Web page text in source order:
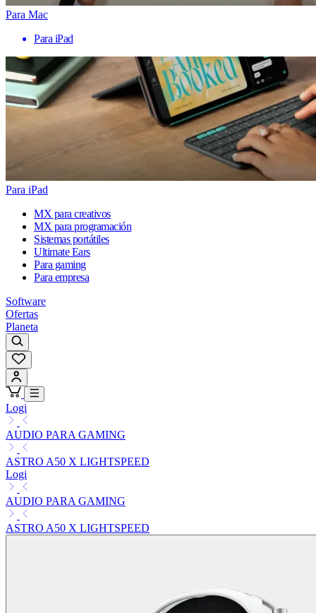
Para Mac
Para iPad
Para iPad
MX para creativos
MX para programación
Sistemas portátiles
Ultimate Ears
Para gaming
Para empresa
Software
Ofertas
Planeta
Logi
AUDIO PARA GAMING
ASTRO A50 X LIGHTSPEED
Logi
AUDIO PARA GAMING
ASTRO A50 X LIGHTSPEED